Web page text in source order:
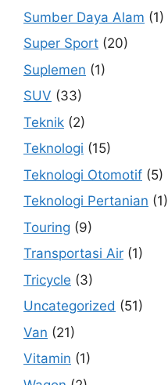
Sumber Daya Alam (1)
Super Sport (20)
Suplemen (1)
SUV (33)
Teknik (2)
Teknologi (15)
Teknologi Otomotif (5)
Teknologi Pertanian (1)
Touring (9)
Transportasi Air (1)
Tricycle (3)
Uncategorized (51)
Van (21)
Vitamin (1)